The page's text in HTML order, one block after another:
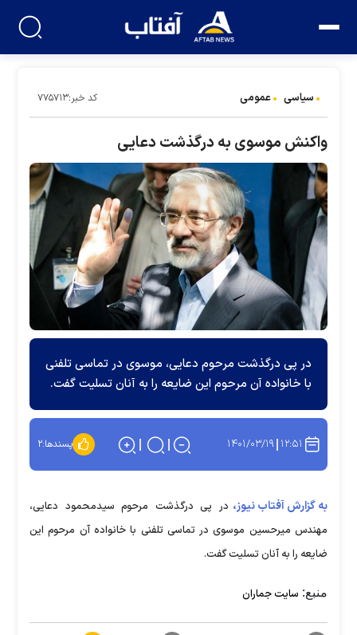
سیاسی عمومی کد خبر:۷۷۵۷۱۳
واکنش موسوی به درگذشت دعایی
در پی درگذشت مرحوم دعایی، موسوی در تماسی تلفنی
با خانواده آن مرحوم این ضایعه را به آنان تسلیت گفت.
۱۲:۵۱ ۱۴۰۱/۰۳/۱۹ پسندها:۲
به گزارش آفتاب نیوز، در پی درگذشت مرحوم سیدمحمود دعایی،
مهندس میرحسین موسوی در تماسی تلفنی با خانواده آن مرحوم این
ضایعه را به آنان تسلیت گفت.
منبع: سایت جماران